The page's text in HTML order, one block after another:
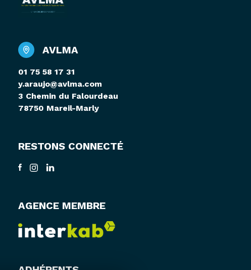
AVLMA
01 75 58 17 31
y.araujo@avlma.com
3 Chemin du Falourdeau
78750 Mareil-Marly
RESTONS CONNECTÉ
AGENCE MEMBRE